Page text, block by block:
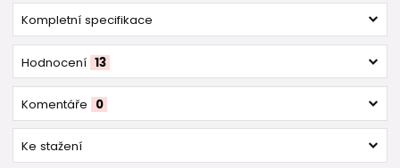
Kompletní specifikace
Hodnocení 13
Komentáře 0
Ke stažení